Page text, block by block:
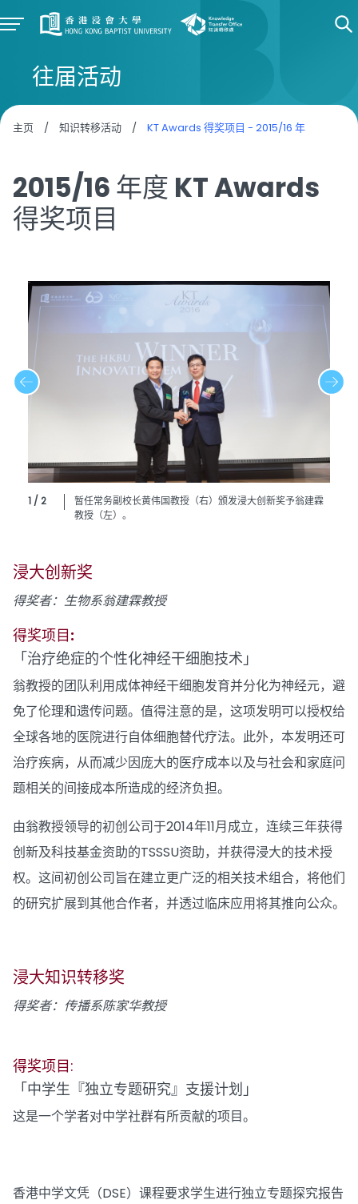
往届活动
主页 / 知识转移活动 / KT Awards 得奖项目 - 2015/16 年
2015/16 年度 KT Awards
得奖项目
1 / 2
暂任常务副校长黄伟国教授（右）颁发浸大创新奖予翁建霖
教授（左）。
浸大创新奖
得奖者：生物系翁建霖教授
得奖项目:
「治疗绝症的个性化神经干细胞技术」
翁教授的团队利用成体神经干细胞发育并分化为神经元，避
免了伦理和遗传问题。值得注意的是，这项发明可以授权给
全球各地的医院进行自体细胞替代疗法。此外，本发明还可
治疗疾病，从而减少因庞大的医疗成本以及与社会和家庭问
题相关的间接成本所造成的经济负担。
由翁教授领导的初创公司于2014年11月成立，连续三年获得
创新及科技基金资助的TSSSU资助，并获得浸大的技术授
权。这间初创公司旨在建立更广泛的相关技术组合，将他们
的研究扩展到其他合作者，并透过临床应用将其推向公众。
浸大知识转移奖
得奖者：传播系陈家华教授
得奖项目:
「中学生『独立专题研究』支援计划」
这是一个学者对中学社群有所贡献的项目。
香港中学文凭（DSE）课程要求学生进行独立专题探究报告